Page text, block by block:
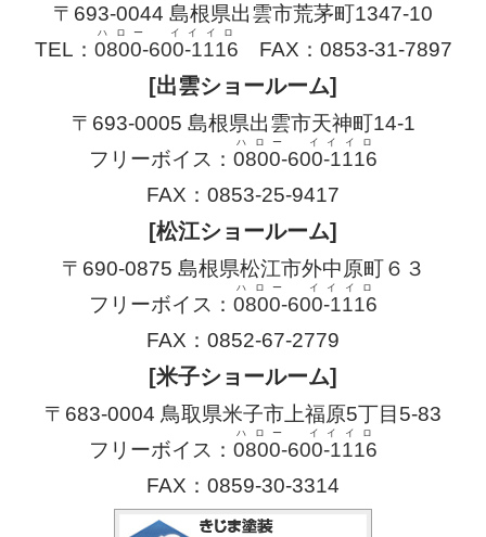
〒693-0044 島根県出雲市荒茅町1347-10
TEL： 0800-600-1116
ハロー イイイロ
FAX：0853-31-7897
[出雲ショールーム]
〒693-0005 島根県出雲市天神町14-1
フリーボイス： 0800-600-1116
ハロー イイイロ
FAX：0853-25-9417
[松江ショールーム]
〒690-0875 島根県松江市外中原町６３
フリーボイス： 0800-600-1116
ハロー イイイロ
FAX：0852-67-2779
[米子ショールーム]
〒683-0004 鳥取県米子市上福原5丁目5-83
フリーボイス： 0800-600-1116
ハロー イイイロ
FAX：0859-30-3314